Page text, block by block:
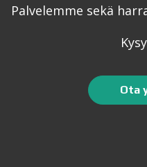
Palvelemme sekä
Ota